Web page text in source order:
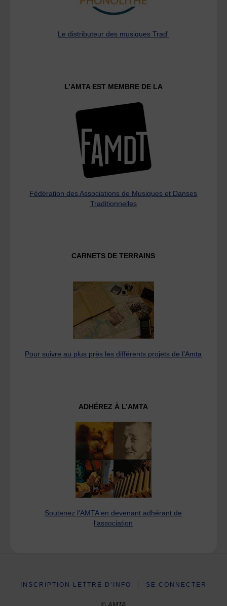
Le distributeur des musiques Trad'
L’AMTA EST MEMBRE DE LA
Fédération des Associations de Musiques et Danses
Traditionnelles
CARNETS DE TERRAINS
Pour suivre au plus près les différents projets de l’Amta
ADHÉREZ À L’AMTA
Soutenez l'AMTA en devenant adhérant de
l'association
INSCRIPTION LETTRE D’INFO SE CONNECTER